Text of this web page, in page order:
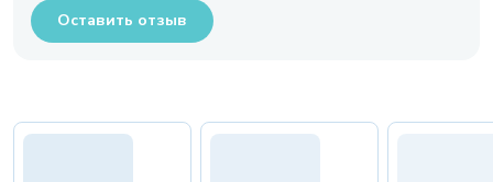
Оставить отзыв